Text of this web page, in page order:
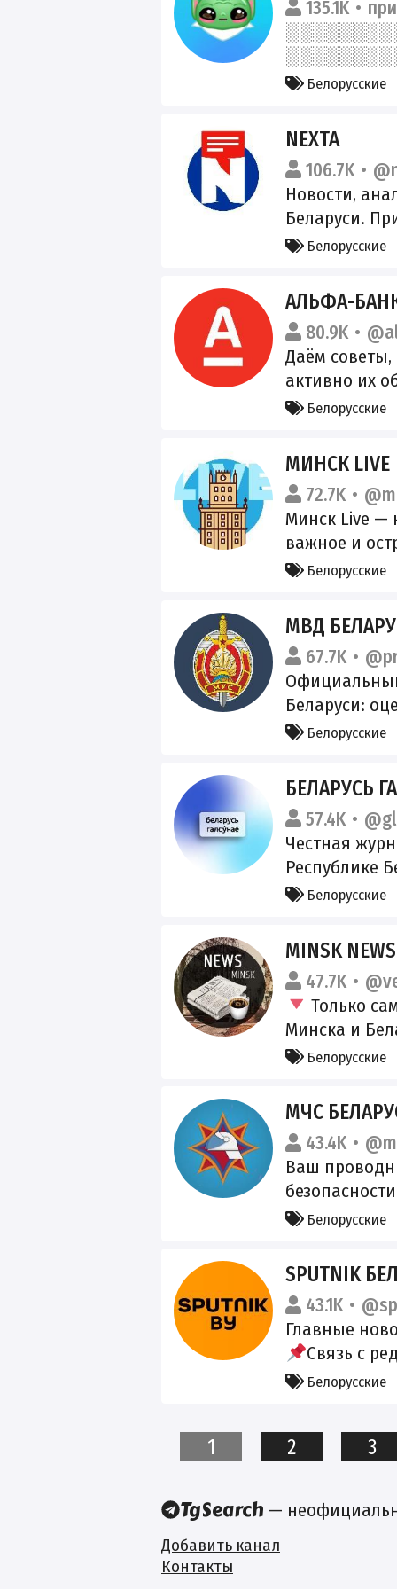
onliner-
Покупать —
135.1K
Белорусские
NEXTA
106.7K
Новости,
Беларуси.
English:
Новости
нам:
Белорусские
АЛЬФА-
80.9K
Даём
активно их
стикеры:
https://
Днём
Белорусские
МИНСК LIVE
72.7K
Минск Live —
важное и
день. По
сообщения
друзей:
https://t.me/
Белорусские
МВД
67.7K
Беларуси:
комментарии
информация,
мероприятий
Белорусские
БЕЛАРУСЬ
57.4K
Честная
Республике
политика,
https://
Канал в
прошедших
https://
Белорусские
MINSK
47.7K
Только
Минска и
свои
Рекламные
Белорусские
МЧС
43.4K
Ваш
вопросы
Белорусские
SPUTNIK
43.1K
Главные
Связь с
Белорусские
1 2 3
—
Добавить канал
Контакты